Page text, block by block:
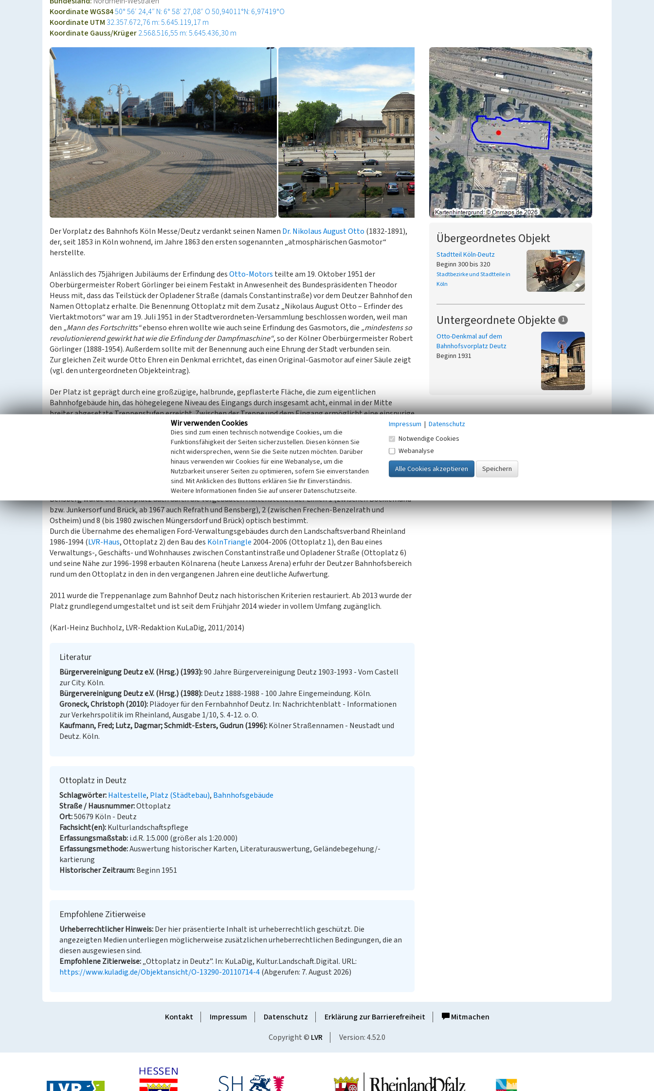
Koordinate WGS8450° 56′ 24,4″ N: 6° 58′ 27,08″ O50,94011°N: 6,97419°O
Koordinate UTM 32.357.672,76 m: 5.645.119,17 m
Koordinate Gauss/Krüger2.568.516,55 m: 5.645.436,30 m
Der Vorplatz des Bahnhofs Köln Messe/Deutz verdankt seinen Namen Dr. Nikolaus August Otto (1832-1891),
der, seit 1853 in Köln wohnend, im Jahre 1863 den ersten sogenannten „atmosphärischen Gasmotor“
herstellte.
Anlässlich des 75jährigen Jubiläums der Erfindung desOtto-Motors teilte am 19. Oktober 1951 der
Oberbürgermeister Robert Görlinger bei einem Festakt in Anwesenheit des Bundespräsidenten Theodor
Heuss mit, dass das Teilstück der Opladener Straße (damals Constantinstraße) vor dem Deutzer Bahnhof den
Namen Ottoplatz erhalte. Die Benennung Ottoplatz mit dem Zusatz „Nikolaus August Otto – Erfinder des
Viertaktmotors“ war am 19. Juli 1951 in der Stadtverordneten-Versammlung beschlossen worden, weil man
den „Mann des Fortschritts“ebenso ehren wollte wie auch seine Erfindung des Gasmotors, die „mindestens so
revolutionierend gewirkt hat wie die Erfindung der Dampfmaschine“, so der Kölner Oberbürgermeister Robert
Görlinger (1888-1954). Außerdem sollte mit der Benennung auch eine Ehrung der Stadt verbunden sein.
Zur gleichen Zeit wurde Otto Ehren ein Denkmal errichtet, das einen Original-Gasmotor auf einer Säule zeigt
(vgl. den untergeordneten Objekteintrag).
Der Platz ist geprägt durch eine großzügige, halbrunde, gepflasterte Fläche, die zum eigentlichen
Bahnhofgebäude hin, das höhegelegene Niveau des Eingangs durch insgesamt acht, einmal in der Mitte
breiter abgesetzte Treppenstufen erreicht. Zwischen der Treppe und dem Eingang ermöglicht eine einspurige
Fahrbahn, die sich in einem großen Bogen vom Auenweg wieder zur Opladener Straße befahren lässt, die
Zufahrt zum Bahnhof per PKW; sie dient zugleich als Haltestelle für Taxis. Die Opladener Straße, benannt
nach der früheren Kreisstadt des 1975 aufgelösten Rhein-Wupper-Kreises (heute Stadtteil von Leverkusen),
soll durch ihren parallelen Verlauf zur Bahntrasse an „die Tradition der Bergisch-Märkischen Eisenbahn“
Bis zum Bau der unterirdischen Stadtbahnlinie (1981-1983) von derDeutzer Brückein Richtung Kalk und
Bensberg wurde der Ottoplatz auch durch die vorgebauten Haltenstellen der Linien 1 (zwischen Bocklemünd
bzw. Junkersorf und Brück, ab 1967 auch Refrath und Bensberg), 2 (zwischen Frechen-Benzelrath und
Ostheim) und 8 (bis 1980 zwischen Müngersdorf und Brück) optisch bestimmt.
Durch die Übernahme des ehemaligen Ford-Verwaltungsgebäudes durch den Landschaftsverband Rheinland
1986-1994 (LVR-Haus, Ottoplatz 2) den Bau des KölnTriangle 2004-2006 (Ottoplatz 1), den Bau eines
Verwaltungs-, Geschäfts- und Wohnhauses zwischen Constantinstraße und Opladener Straße (Ottoplatz 6)
und seine Nähe zur 1996-1998 erbauten Kölnarena (heute Lanxess Arena) erfuhr der Deutzer Bahnhofsbereich
rund um den Ottoplatz in den in den vergangenen Jahren eine deutliche Aufwertung.
2011 wurde die Treppenanlage zum Bahnhof Deutz nach historischen Kriterien restauriert. Ab 2013 wurde der
Platz grundlegend umgestaltet und ist seit dem Frühjahr 2014 wieder in vollem Umfang zugänglich.
(Karl-Heinz Buchholz, LVR-Redaktion KuLaDig, 2011/2014)
Literatur
Bürgervereinigung Deutz e.V. (Hrsg.) (1993) 90 Jahre Bürgervereinigung Deutz 1903-1993 - Vom Castell
zur City. Köln.
Bürgervereinigung Deutz e.V. (Hrsg.) (1988) Deutz 1888-1988 - 100 Jahre Eingemeindung. Köln.
Groneck, Christoph (2010) Plädoyer für den Fernbahnhof Deutz. In: Nachrichtenblatt - Informationen
zur Verkehrspolitik im Rheinland, Ausgabe 1/10, S. 4-12. o. O.
Kaufmann, Fred; Lutz, Dagmar; Schmidt-Esters, Gudrun (1996) Kölner Straßennamen - Neustadt und
Deutz. Köln.
Ottoplatz in Deutz
Schlagwörter Haltestelle Platz (Städtebau) Bahnhofsgebäude
Straße / Hausnummer Ottoplatz
Ort 50679 Köln - Deutz
Fachsicht(en) Kulturlandschaftspflege
Erfassungsmaßstab i.d.R. 1:5.000 (größer als 1:20.000)
Erfassungsmethode Auswertung historischer Karten, Literaturauswertung, Geländebegehung/-
kartierung
Historischer Zeitraum Beginn 1951
Empfohlene Zitierweise
Urheberrechtlicher Hinweis Der hier präsentierte Inhalt ist urheberrechtlich geschützt. Die
angezeigten Medien unterliegen möglicherweise zusätzlichen urheberrechtlichen Bedingungen, die an
diesen ausgewiesen sind.
Empfohlene Zitierweise „Ottoplatz in Deutz”. In: KuLaDig, Kultur.Landschaft.Digital. URL:
https://www.kuladig.de/Objektansicht/O-13290-20110714-4(Abgerufen: 7. August 2026)
Übergeordnetes Objekt
Stadtteil Köln-Deutz
Beginn 300 bis 320
Stadtbezirke und Stadtteile in
Köln
Untergeordnete Objekte 1
Otto-Denkmal auf dem
Bahnhofsvorplatz Deutz
Beginn 1931
Kontakt Impressum Datenschutz Erklärung zur Barrierefreiheit
Mitmachen
Copyright © LVR Version: 4.52.0
Wir verwenden Cookies
Dies sind zum einen technisch notwendige Cookies, um die
Funktionsfähigkeit der Seiten sicherzustellen. Diesen können Sie
nicht widersprechen, wenn Sie die Seite nutzen möchten. Darüber
hinaus verwenden wir Cookies für eine Webanalyse, um die
Nutzbarkeit unserer Seiten zu optimieren, sofern Sie einverstanden
sind. Mit Anklicken des Buttons erklären Sie Ihr Einverständnis.
Weitere Informationen finden Sie auf unserer Datenschutzseite.
Impressum | Datenschutz
Notwendige Cookies
Webanalyse